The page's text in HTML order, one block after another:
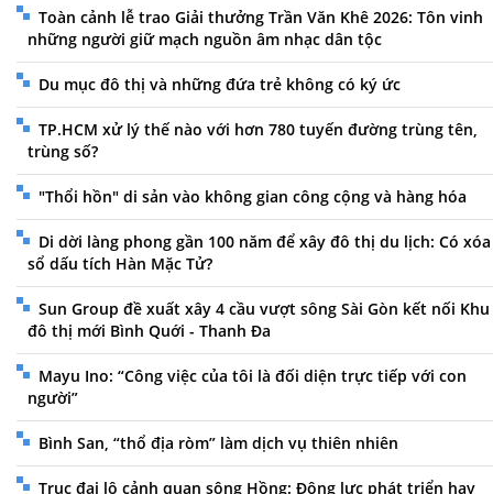
Toàn cảnh lễ trao Giải thưởng Trần Văn Khê 2026: Tôn vinh
những người giữ mạch nguồn âm nhạc dân tộc
Du mục đô thị và những đứa trẻ không có ký ức
TP.HCM xử lý thế nào với hơn 780 tuyến đường trùng tên,
trùng số?
"Thổi hồn" di sản vào không gian công cộng và hàng hóa
Di dời làng phong gần 100 năm để xây đô thị du lịch: Có xóa
sổ dấu tích Hàn Mặc Tử?
Sun Group đề xuất xây 4 cầu vượt sông Sài Gòn kết nối Khu
đô thị mới Bình Quới - Thanh Đa
Mayu Ino: “Công việc của tôi là đối diện trực tiếp với con
người”
Bình San, “thổ địa ròm” làm dịch vụ thiên nhiên
Trục đại lộ cảnh quan sông Hồng: Động lực phát triển hay